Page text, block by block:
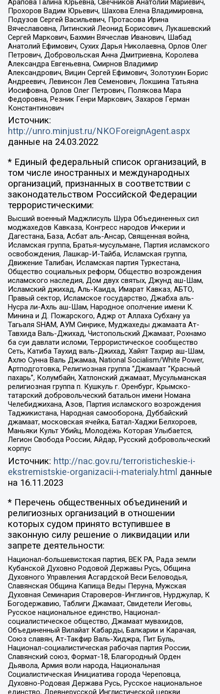
Арапова Галина Юрьевна, Свечников Анатолий Мариевич,
Прохоров Вадим Юрьевич, Шахова Елена Владимировна,
Подузов Сергей Васильевич, Протасова Ирина
Вячеславовна, Литинский Леонид Борисович, Лукашевский
Сергей Маркович, Бахмин Вячеслав Иванович, Шабад
Анатолий Ефимович, Сухих Дарья Николаевна, Орлов Олег
Петрович, Добровольская Анна Дмитриевна, Королева
Александра Евгеньевна, Смирнов Владимир
Александрович, Вицин Сергей Ефимович, Золотухин Борис
Андреевич, Левинсон Лев Семенович, Локшина Татьяна
Иосифовна, Орлов Олег Петрович, Полякова Мара
Федоровна, Резник Генри Маркович, Захаров Герман
Константинович
Источник:
http://unro.minjust.ru/NKOForeignAgent.aspx
данные на 24.03.2022
* Единый федеральный список организаций, в
том числе иностранных и международных
организаций, признанных в соответствии с
законодательством Российской Федерации
террористическими:
Высший военный Маджлисуль Шура Объединенных сил
моджахедов Кавказа, Конгресс народов Ичкерии и
Дагестана, База, Асбат аль-Ансар, Священная война,
Исламская группа, Братья-мусульмане, Партия исламского
освобождения, Лашкар-И-Тайба, Исламская группа,
Движение Талибан, Исламская партия Туркестана,
Общество социальных реформ, Общество возрождения
исламского наследия, Дом двух святых, Джунд аш-Шам,
Исламский джихад, Аль-Каида, Имарат Кавказ, АБТО,
Правый сектор, Исламское государство, Джабха аль-
Нусра ли-Ахль аш-Шам, Народное ополчение имени К.
Минина и Д. Пожарского, Аджр от Аллаха Субхану уа
Тагьаля SHAM, АУМ Синрике, Муджахеды джамаата Ат-
Тавхида Валь-Джихад, Чистопольский Джамаат, Рохнамо
ба суи давлати исломи, Террористическое сообщество
Сеть, Катиба Таухид валь-Джихад, Хайят Тахрир аш-Шам,
Ахлю Сунна Валь Джамаа, National Socialism/White Power,
Артподготовка, Религиозная группа “Джамаат “Красный
пахарь”, Колумбайн, Хатлонский джамаат, Мусульманская
религиозная группа п. Кушкуль г. Оренбург, Крымско-
татарский добровольческий батальон имени Номана
Челебиджихана, Азов, Партия исламского возрождения
Таджикистана, Народная самооборона, Дуббайский
джамаат, московская ячейка, Батал-Хаджи Белхороев,
Маньяки Культ Убийц, Молодёжь Которая Улыбается,
Легион Свобода России, Айдар, Русский добровольческий
корпус
Источник: http://nac.gov.ru/terroristicheskie-i-
ekstremistskie-organizacii-i-materialy.html данные
на 16.11.2023
* Перечень общественных объединений и
религиозных организаций в отношении
которых судом принято вступившее в
законную силу решение о ликвидации или
запрете деятельности:
Национал-большевистская партия, ВЕК РА, Рада земли
Кубанской Духовно Родовой Державы Русь, Община
Духовного Управления Асгардской Веси Беловодья,
Славянская Община Капища Веды Перуна, Мужская
Духовная Семинария Староверов-Инглингов, Нурджулар, К
Богодержавию, Таблиги Джамаат, Свидетели Иеговы,
Русское национальное единство, Национал-
социалистическое общество, Джамаат мувахидов,
Объединенный Вилайат Кабарды, Балкарии и Карачая,
Союз славян, Ат-Такфир Валь-Хиджра, Пит Буль,
Национал-социалистическая рабочая партия России,
Славянский союз, Формат-18, Благородный Орден
Дьявола, Армия воли народа, Национальная
Социалистическая Инициатива города Череповца,
Духовно-Родовая Держава Русь, Русское национальное
единство, Древнерусской Инглистической церкви